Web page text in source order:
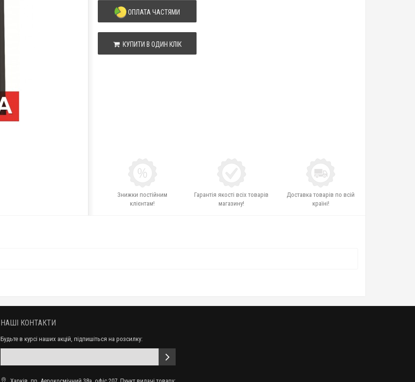
ОПЛАТА ЧАСТЯМИ
КУПИТИ В ОДИН КЛІК
Знижки постійним
клієнтам!
Гарантія якості всіх товарів
магазину!
Доставка товарів по всій
країні!
НАШІ КОНТАКТИ
Будьте в курсі наших акцій, підпишіться на розсилку: